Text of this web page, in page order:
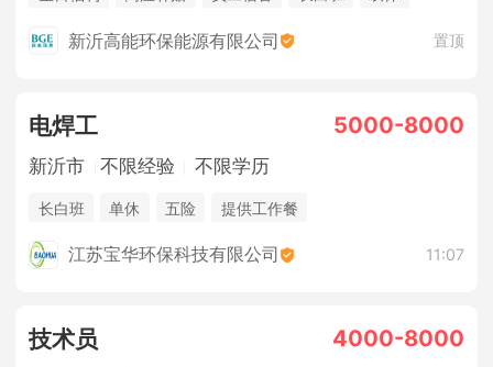
新沂高能环保能源有限公司 置顶
电焊工 5000-8000
新沂市 不限经验 不限学历
长白班 单休 五险 提供工作餐
江苏宝华环保科技有限公司 11:07
技术员 4000-8000